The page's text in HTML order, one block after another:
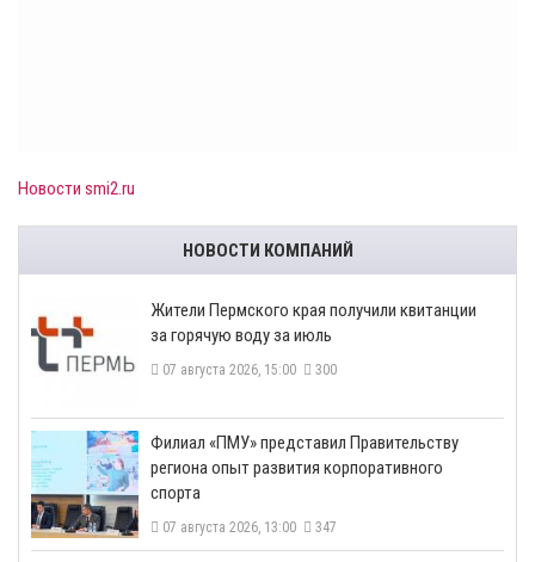
Новости smi2.ru
НОВОСТИ КОМПАНИЙ
​Жители Пермского края получили квитанции
за горячую воду за июль
07 августа 2026, 15:00 300
​Филиал «ПМУ» представил Правительству
региона опыт развития корпоративного
спорта
07 августа 2026, 13:00 347